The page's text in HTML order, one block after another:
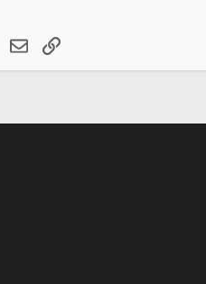
WhatsApp
EmailLink